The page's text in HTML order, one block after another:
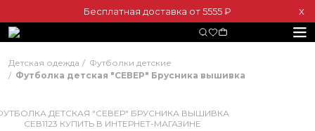
Бесплатная доставка от 5555 ₽ Х
Детская одежда
Футболки детские
Футболка детская "СЕВЕР" Брусника вышивка